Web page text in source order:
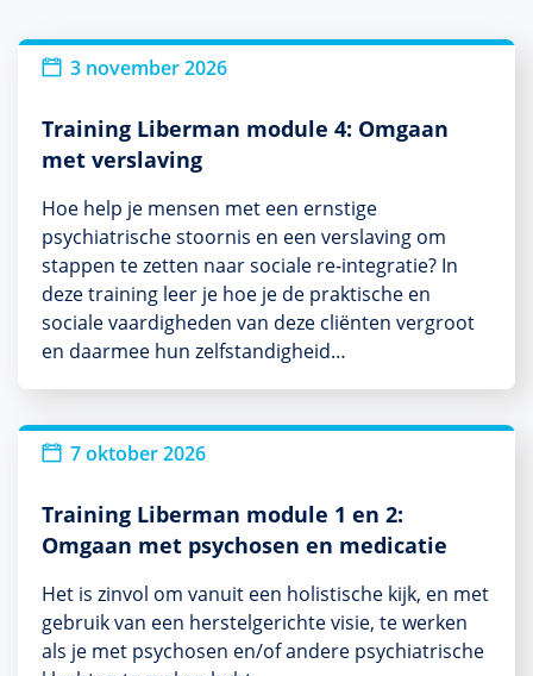
3 november 2026
Training Liberman module 4: Omgaan
met verslaving
Hoe help je mensen met een ernstige
psychiatrische stoornis en een verslaving om
stappen te zetten naar sociale re-integratie? In
deze training leer je hoe je de praktische en
sociale vaardigheden van deze cliënten vergroot
en daarmee hun zelfstandigheid…
7 oktober 2026
Training Liberman module 1 en 2:
Omgaan met psychosen en medicatie
Het is zinvol om vanuit een holistische kijk, en met
gebruik van een herstelgerichte visie, te werken
als je met psychosen en/of andere psychiatrische